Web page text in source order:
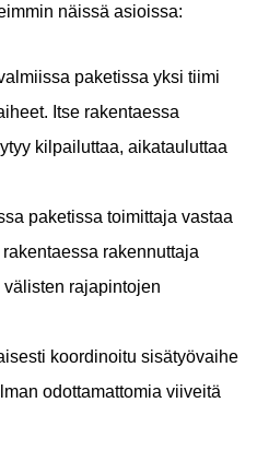
näissä asioissa:
paketissa yksi tiimi
Itse rakentaessa
kilpailuttaa, aikatauluttaa
paketissa toimittaja vastaa
rakennuttaja
rajapintojen
koordinoitu sisätyövaihe
odottamattomia viiveitä